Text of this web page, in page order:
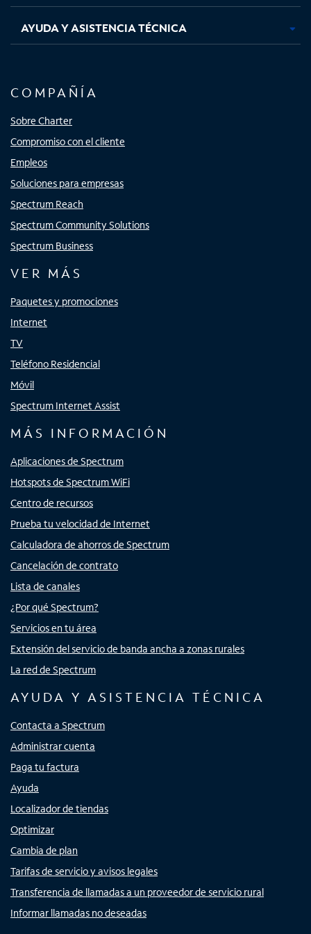
AYUDA Y ASISTENCIA TÉCNICA
COMPAÑÍA
Sobre Charter
Compromiso con el cliente
Empleos
Soluciones para empresas
Spectrum Reach
Spectrum Community Solutions
Spectrum Business
VER MÁS
Paquetes y promociones
Internet
TV
Teléfono Residencial
Móvil
Spectrum Internet Assist
MÁS INFORMACIÓN
Aplicaciones de Spectrum
Hotspots de Spectrum WiFi
Centro de recursos
Prueba tu velocidad de Internet
Calculadora de ahorros de Spectrum
Cancelación de contrato
Lista de canales
¿Por qué Spectrum?
Servicios en tu área
Extensión del servicio de banda ancha a zonas rurales
La red de Spectrum
AYUDA Y ASISTENCIA TÉCNICA
Contacta a Spectrum
Administrar cuenta
Paga tu factura
Ayuda
Localizador de tiendas
Optimizar
Cambia de plan
Tarifas de servicio y avisos legales
Transferencia de llamadas a un proveedor de servicio rural
Informar llamadas no deseadas